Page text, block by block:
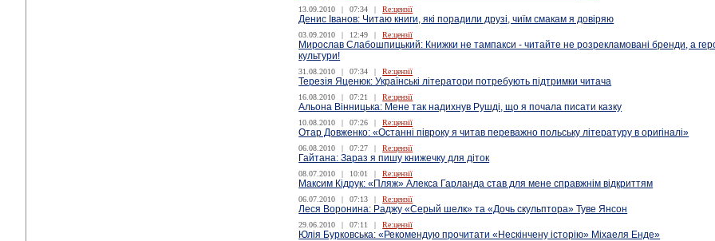
13.09.2010 | 07:34 | Re:цензії
Денис Іванов: Читаю книги, які порадили друзі, чиїм смакам я довіряю
03.09.2010 | 12:49 | Re:цензії
Мирослав Слабошпицький: Книжки не тампакси - читайте не розрекламовані бренди, а
культури!
31.08.2010 | 07:34 | Re:цензії
Терезія Яценюк: Українські літератори потребують підтримки читача
16.08.2010 | 07:21 | Re:цензії
Альона Вінницька: Мене так надихнув Рушді, що я почала писати казку
10.08.2010 | 07:26 | Re:цензії
Отар Довженко: «Останні півроку я читав переважно польську літературу в оригіналі»
06.08.2010 | 07:27 | Re:цензії
Гайтана: Зараз я пишу книжечку для діток
08.07.2010 | 10:01 | Re:цензії
Максим Кідрук: «Пляж» Алекса Гарланда став для мене справжнім відкриттям
06.07.2010 | 07:13 | Re:цензії
Леся Воронина: Раджу «Серый шелк» та «Дочь скульптора» Туве Янсон
29.06.2010 | 07:11 | Re:цензії
Юлія Бурковська: «Рекомендую прочитати «Нескінчену історію» Міхаеля Енде»